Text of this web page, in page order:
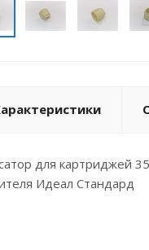
для картриджей
Идеал Стандард